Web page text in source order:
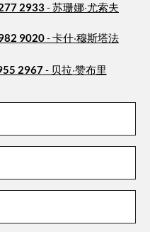
2933- 苏珊娜·尤索夫
9020- 卡什·穆斯塔法
2967- 贝拉·赞布里